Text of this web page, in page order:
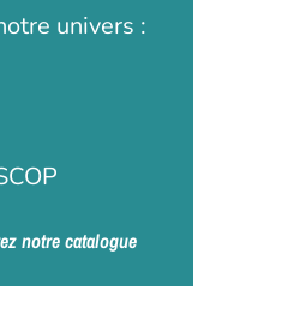
univers :
notre catalogue